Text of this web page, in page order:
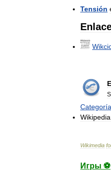
Tensión
Categoría
Wikimedia
Игры ⚽